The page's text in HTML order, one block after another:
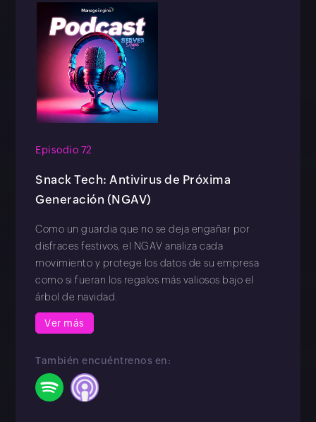
Episodio 72
Snack Tech: Antivirus de Próxima
Generación (NGAV)
Como un guardia que no se deja engañar por
disfraces festivos, el NGAV analiza cada
movimiento y protege los datos de su empresa
como si fueran los regalos más valiosos bajo el
árbol de navidad.
Ver más
También encuéntrenos en: